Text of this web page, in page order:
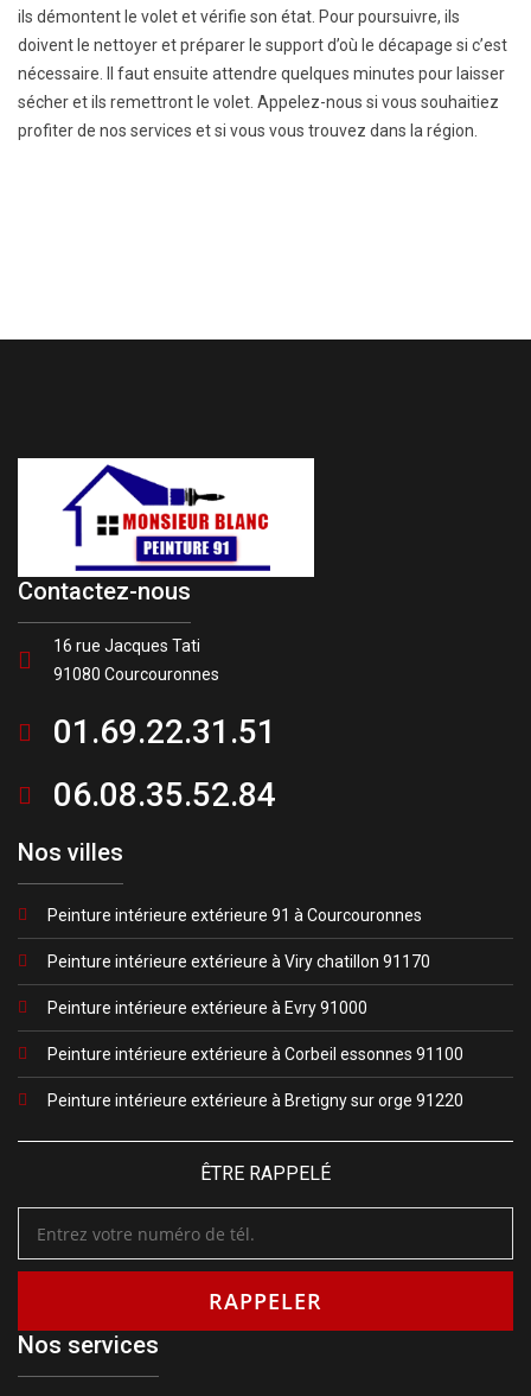
ils démontent le volet et vérifie son état. Pour poursuivre, ils
doivent le nettoyer et préparer le support d’où le décapage si c’est
nécessaire. Il faut ensuite attendre quelques minutes pour laisser
sécher et ils remettront le volet. Appelez-nous si vous souhaitiez
profiter de nos services et si vous vous trouvez dans la région.
Contactez-nous
16 rue Jacques Tati
91080 Courcouronnes
01.69.22.31.51
06.08.35.52.84
Nos villes
Peinture intérieure extérieure 91 à Courcouronnes
Peinture intérieure extérieure à Viry chatillon 91170
Peinture intérieure extérieure à Evry 91000
Peinture intérieure extérieure à Corbeil essonnes 91100
Peinture intérieure extérieure à Bretigny sur orge 91220
ÊTRE RAPPELÉ
Nos services